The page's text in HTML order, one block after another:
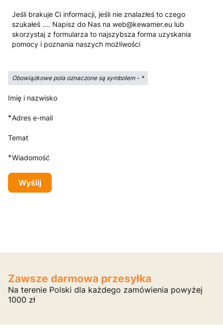
Jeśli brakuje Ci informacji, jeśli nie znalazłeś to czego
szukałeś .... Napisz do Nas na web@kewamer.eu lub
skorzystaj z formularza to najszybsza forma uzyskania
pomocy i poznania naszych możliwości
Obowiązkowe pola oznaczone są symbolem - *
Imię i nazwisko
*Adres e-mail
Temat
*Wiadomość
Wyślij
Zawsze darmowa przesyłka
Na terenie Polski dla każdego zamówienia powyżej
1000 zł